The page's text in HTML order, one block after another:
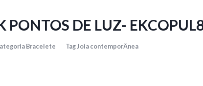
PONTOS DE LUZ-
Bracelete Tag Joia contemporÂnea